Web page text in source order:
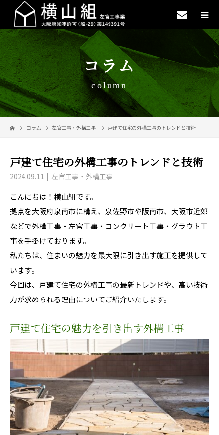
コラム
column
コラム 左官工事・外構工事 戸建て住宅の外構工事のトレンドと技術
戸建て住宅の外構工事のトレンドと技術
2024.09.11 左官工事・外構工事
こんにちは！横山組です。
拠点を大阪府泉南市に構え、泉佐野市や阪南市、大阪市近郊
などで外構工事・左官工事・コンクリート工事・グラウト工
事を手掛けております。
私たちは、住まいの魅力を最大限に引き出す施工を提供して
います。
今回は、戸建て住宅の外構工事の最新トレンドや、高い技術
力が求められる理由についてご紹介いたします。
戸建て住宅の魅力を引き出す外構工事